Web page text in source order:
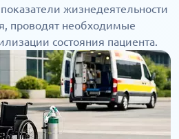
жизнедеятельности
проводят необходимые
состояния пациента.